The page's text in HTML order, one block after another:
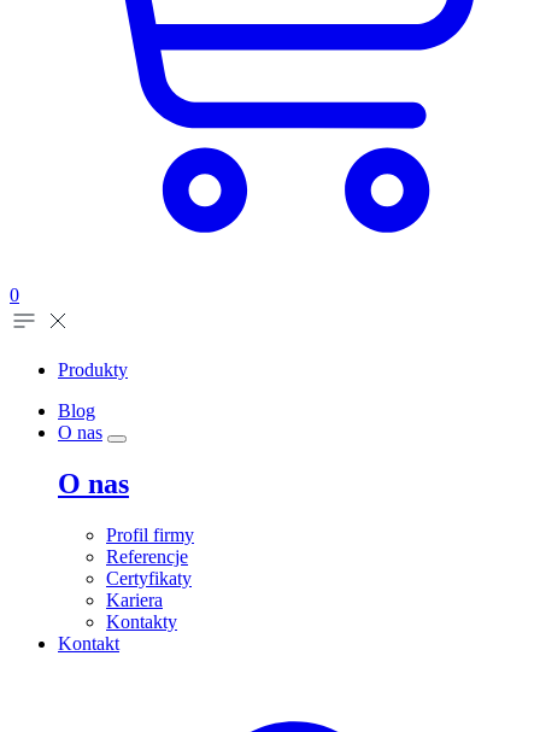
0
Produkty
Blog
O nas
O nas
Profil firmy
Referencje
Certyfikaty
Kariera
Kontakty
Kontakt